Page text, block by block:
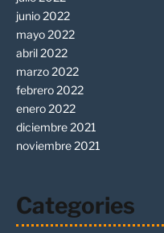
junio 2022
mayo 2022
abril 2022
marzo 2022
febrero 2022
enero 2022
diciembre 2021
noviembre 2021
Categories